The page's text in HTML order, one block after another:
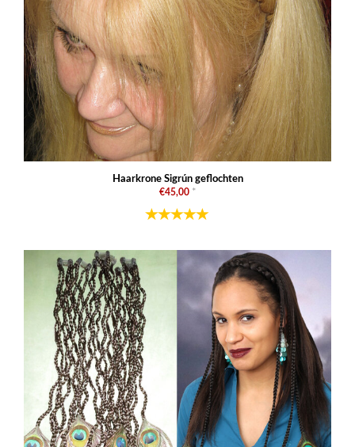
Haarkrone Sigrún geflochten
€45,00 *